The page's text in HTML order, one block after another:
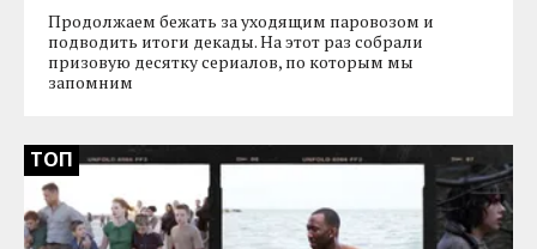
Продолжаем бежать за уходящим паровозом и
подводить итоги декады. На этот раз собрали
призовую десятку сериалов, по которым мы
запомним
ТОП